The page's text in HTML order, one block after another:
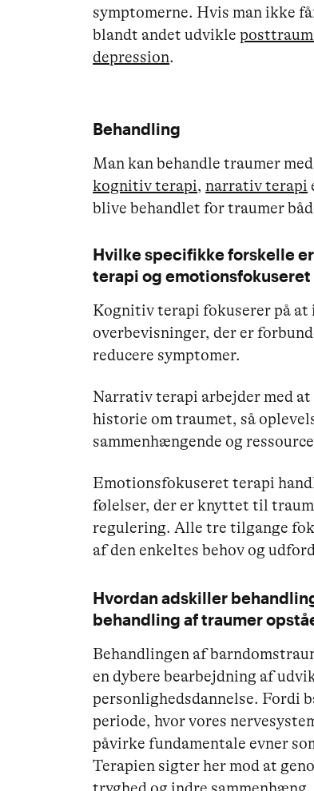
symptomerne. Hvis man ikke
blandt andet udvikle
depression.
Behandling
Man kan behandle traumer
kognitiv terapi,narrativ terapi
blive behandlet for traumer
Hvilke specifikke forskelle
terapi og
Kognitiv terapi fokuserer på
overbevisninger, der er
reducere symptomer.
Narrativ terapi arbejder med
historie om traumet, så
sammenhængende og
Emotionsfokuseret terapi
følelser, der er knyttet til
regulering. Alle tre tilgange
af den enkeltes behov og
Hvordan adskiller
behandling af traumer
Behandlingen af
en dybere bearbejdning af
personlighedsdannelse. Fordi
periode, hvor vores
påvirke fundamentale evner
Terapien sigter her mod at